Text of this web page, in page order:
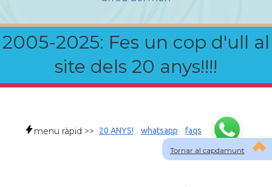
2005-2025: Fes un cop d'ull al
site dels 20 anys!!!!
Tornar al capdamunt
menu ràpid >> 20 ANYS! whatsapp faqs